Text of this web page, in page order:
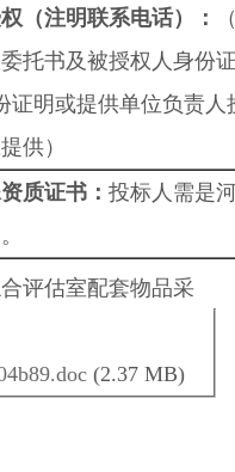
（注明联系电话）：
托书及被授权人身份
证明或提供单位负责
供）
质证书 ： 投标人需是
评估室配套物品采
(2.37 MB)